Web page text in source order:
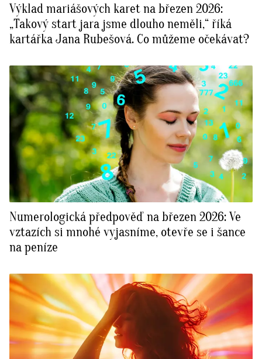
Výklad mariášových karet na březen 2026:
„Takový start jara jsme dlouho neměli,“ říká
kartářka Jana Rubešová. Co můžeme očekávat?
Numerologická předpověď na březen 2026: Ve
vztazích si mnohé vyjasníme, otevře se i šance
na peníze